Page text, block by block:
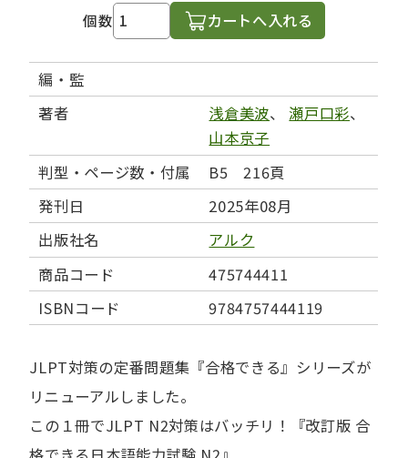
個数
カートへ入れる
編・監
著者
浅倉美波、瀬戸口彩、
山本京子
判型・ページ数・付属
B5 216頁
発刊日
2025年08月
出版社名
アルク
商品コード
475744411
ISBNコード
9784757444119
JLPT対策の定番問題集『合格できる』シリーズが
リニューアルしました。
この１冊でJLPT N2対策はバッチリ！『改訂版 合